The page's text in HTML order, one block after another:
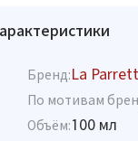
Бренд:La
По мотивам
Объём:100 мл